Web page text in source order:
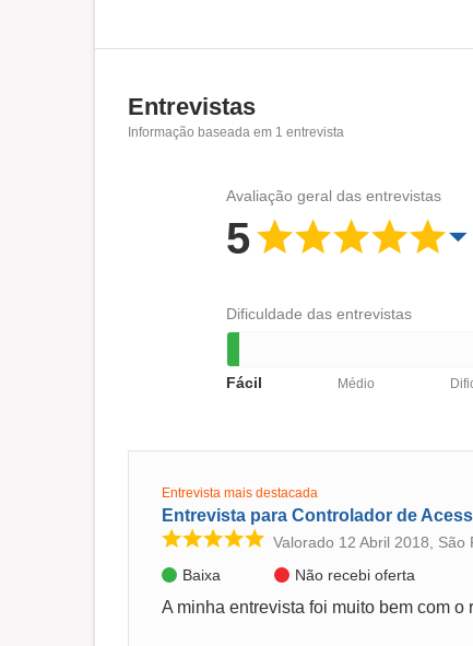
Entrevistas
Informação baseada em 1 entrevista
Avaliação geral das entrevistas
5
Dificuldade das entrevistas
Fácil Médio
Entrevista mais destacada
Entrevista para Controlador de
Valorado 12 Abril 2018, São
Baixa
Não recebi oferta